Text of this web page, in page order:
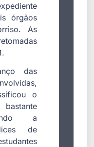
órgãos
As
das
o
a
de